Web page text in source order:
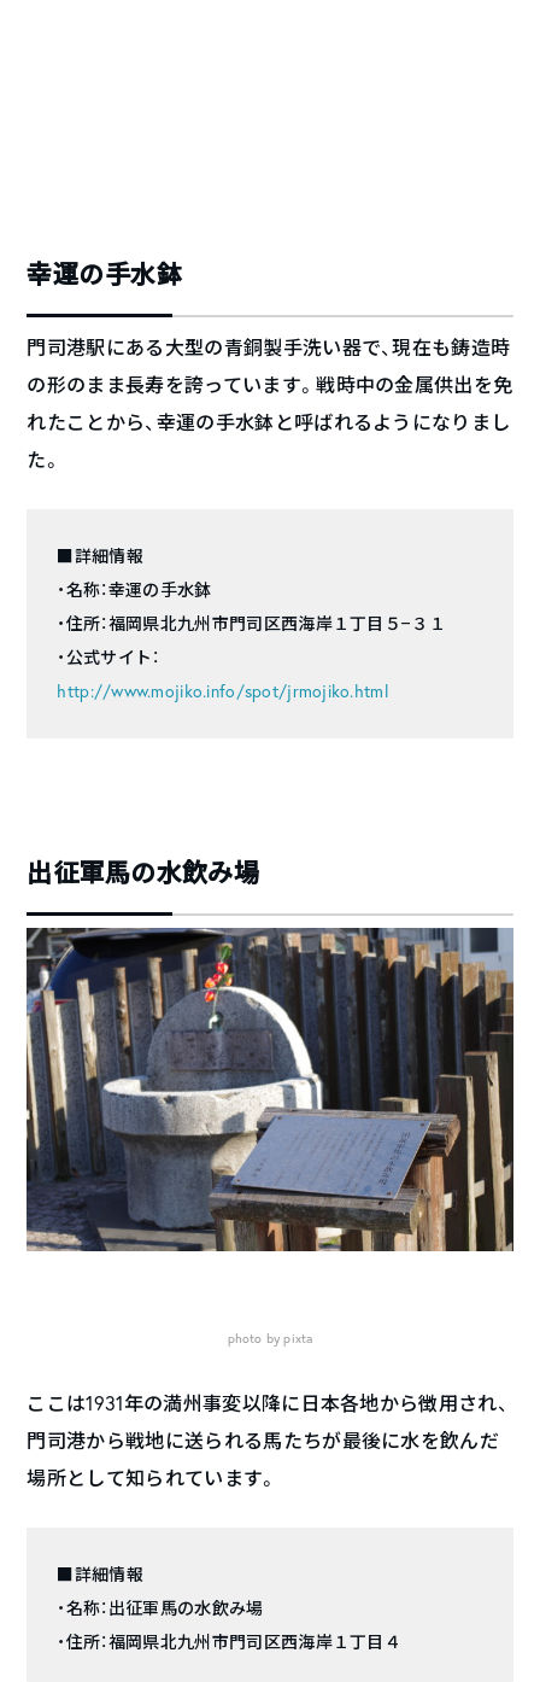
幸運の手水鉢
門司港駅にある大型の青銅製手洗い器で、現在も鋳造時
の形のまま長寿を誇っています。戦時中の金属供出を免
れたことから、幸運の手水鉢と呼ばれるようになりまし
た。
■詳細情報
・名称：幸運の手水鉢
・住所：福岡県北九州市門司区西海岸１丁目５−３１
・公式サイト：
http://www.mojiko.info/spot/jrmojiko.html
出征軍馬の水飲み場
photo by pixta
ここは1931年の満州事変以降に日本各地から徴用され、
門司港から戦地に送られる馬たちが最後に水を飲んだ
場所として知られています。
■詳細情報
・名称：出征軍馬の水飲み場
・住所：福岡県北九州市門司区西海岸１丁目４